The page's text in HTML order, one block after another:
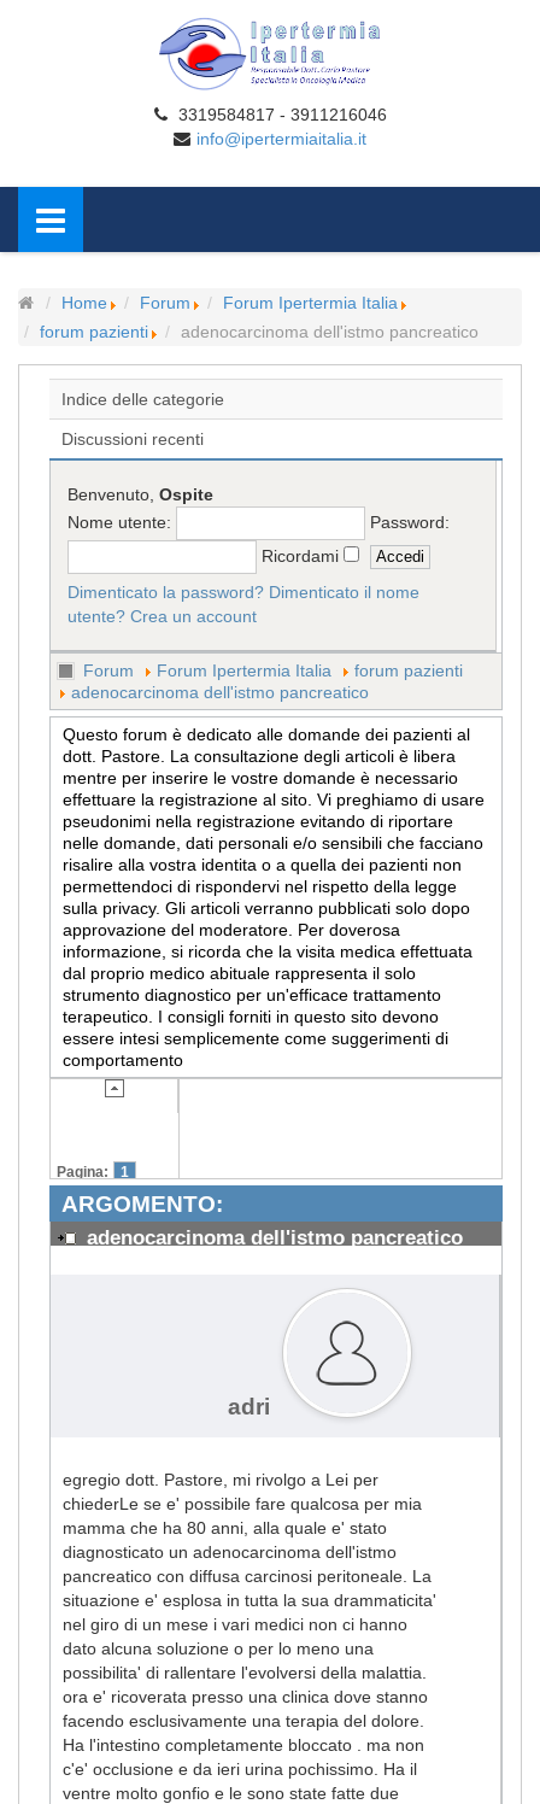
3319584817 - 3911216046
info@ipertermiaitalia.it
Home Forum
Forum Ipertermia Italia
forum pazienti
adenocarcinoma dell'istmo pancreatico
Indice delle categorie
Discussioni recenti
Benvenuto,Ospite
Nome utente:
Password:
Ricordami
Dimenticato la password? Dimenticato il nome
utente? Crea un account
Forum Forum Ipertermia Italia
forum pazienti
adenocarcinoma dell'istmo pancreatico
Questo forum è dedicato alle domande dei pazienti al
dott. Pastore. La consultazione degli articoli è libera
mentre per inserire le vostre domande è necessario
effettuare la registrazione al sito. Vi preghiamo di usare
pseudonimi nella registrazione evitando di riportare
nelle domande, dati personali e/o sensibili che facciano
risalire alla vostra identita o a quella dei pazienti non
permettendoci di rispondervi nel rispetto della legge
sulla privacy. Gli articoli verranno pubblicati solo dopo
approvazione del moderatore. Per doverosa
informazione, si ricorda che la visita medica effettuata
dal proprio medico abituale rappresenta il solo
strumento diagnostico per un'efficace trattamento
terapeutico. I consigli forniti in questo sito devono
essere intesi semplicemente come suggerimenti di
comportamento
Pagina: 1
ARGOMENTO:
adenocarcinoma dell'istmo pancreatico
adri
egregio dott. Pastore, mi rivolgo a Lei per
chiederLe se e' possibile fare qualcosa per mia
mamma che ha 80 anni, alla quale e' stato
diagnosticato un adenocarcinoma dell'istmo
pancreatico con diffusa carcinosi peritoneale. La
situazione e' esplosa in tutta la sua drammaticita'
nel giro di un mese i vari medici non ci hanno
dato alcuna soluzione o per lo meno una
possibilita' di rallentare l'evolversi della malattia.
ora e' ricoverata presso una clinica dove stanno
facendo esclusivamente una terapia del dolore.
Ha l'intestino completamente bloccato . ma non
c'e' occlusione e da ieri urina pochissimo. Ha il
ventre molto gonfio e le sono state fatte due